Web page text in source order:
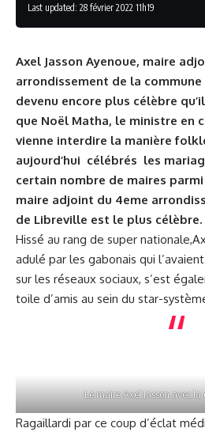
Last updated: 28 février 2022 11h19
Axel Jasson Ayenoue, maire
arrondissement de la
devenu encore plus célèbre
que Noël Matha, le ministre en
vienne interdire la manière
aujourd’hui célébrés les
certain nombre de maires
maire adjoint du 4eme
de Libreville est le plus célèbre.
Hissé au rang de super
adulé par les gabonais qui
sur les réseaux sociaux, s’est
toile d’amis au sein du star-
Le maire Axel Jasson avec la
Ragaillardi par ce coup d’éclat